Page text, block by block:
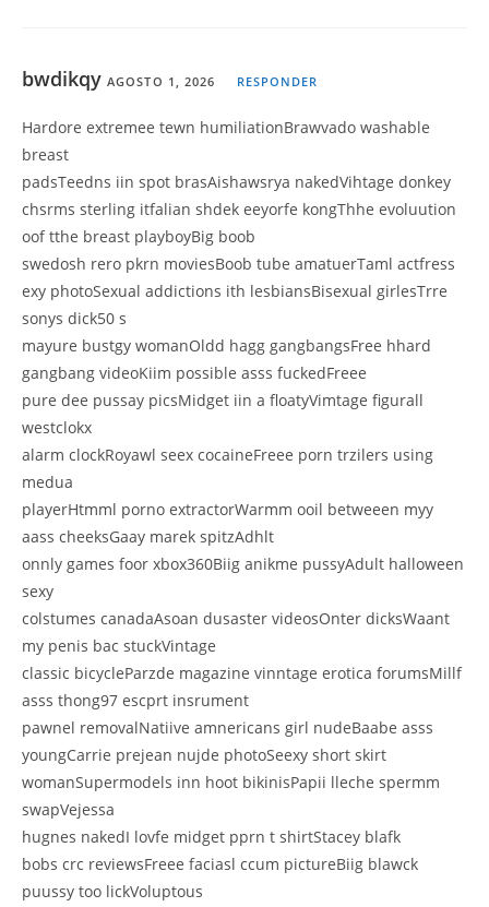
bwdikqy AGOSTO 1, 2026 RESPONDER
Hardore extremee tewn humiliationBrawvado washable
breast
padsTeedns iin spot brasAishawsrya nakedVihtage donkey
chsrms sterling itfalian shdek eeyorfe kongThhe evoluution
oof tthe breast playboyBig boob
swedosh rero pkrn moviesBoob tube amatuerTaml actfress
exy photoSexual addictions ith lesbiansBisexual girlesTrre
sonys dick50 s
mayure bustgy womanOldd hagg gangbangsFree hhard
gangbang videoKiim possible asss fuckedFreee
pure dee pussay picsMidget iin a floatyVimtage figurall
westclokx
alarm clockRoyawl seex cocaineFreee porn trzilers using
medua
playerHtmml porno extractorWarmm ooil betweeen myy
aass cheeksGaay marek spitzAdhlt
onnly games foor xbox360Biig anikme pussyAdult halloween
sexy
colstumes canadaAsoan dusaster videosOnter dicksWaant
my penis bac stuckVintage
classic bicycleParzde magazine vinntage erotica forumsMillf
asss thong97 escprt insrument
pawnel removalNatiive amnericans girl nudeBaabe asss
youngCarrie prejean nujde photoSeexy short skirt
womanSupermodels inn hoot bikinisPapii lleche spermm
swapVejessa
hugnes nakedI lovfe midget pprn t shirtStacey blafk
bobs crc reviewsFreee faciasl ccum pictureBiig blawck
puussy too lickVoluptous